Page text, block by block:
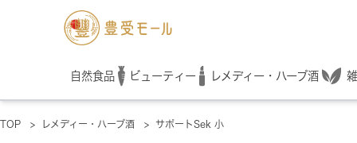
自然食品 ビューティー レメディー・ハーブ酒
TOP > レメディー・ハーブ酒 > サポートSek 小